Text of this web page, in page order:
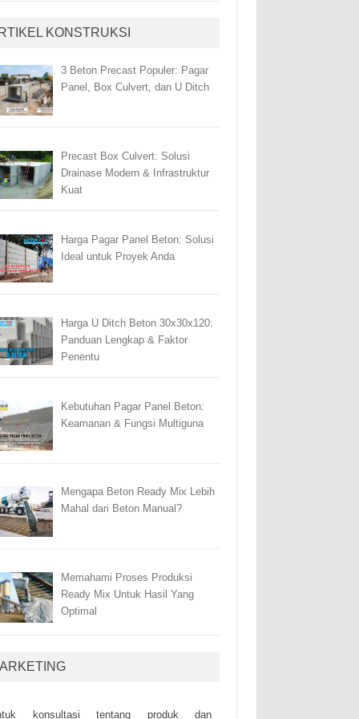
KONSTRUKSI
3 Beton Precast Populer: Pagar
Panel, Box Culvert, dan U Ditch
Precast Box Culvert: Solusi
Drainase Modern & Infrastruktur
Kuat
Harga Pagar Panel Beton: Solusi
Ideal untuk Proyek Anda
Harga U Ditch Beton 30x30x120:
Panduan Lengkap & Faktor
Penentu
Kebutuhan Pagar Panel Beton:
Keamanan & Fungsi Multiguna
Mengapa Beton Ready Mix Lebih
Mahal dari Beton Manual?
Memahami Proses Produksi
Ready Mix Untuk Hasil Yang
Optimal
kоnsultаsі tеntаng рrоduk dаn